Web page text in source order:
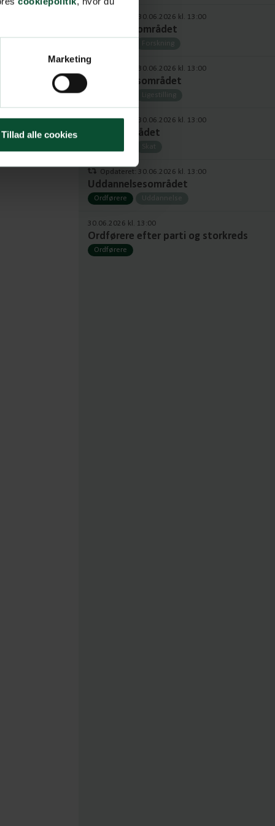
Marketing
Tillad alle cookies
Opdateret: 30.06.2026 kl. 13:00
Forskningsområdet
Forskning
Opdateret: 30.06.2026 kl. 13:00
Ligestillingsområdet
Ligestilling
Opdateret: 30.06.2026 kl. 13:00
Skatteområdet
Opdateret: 30.06.2026 kl. 13:00
Uddannelsesområdet
Ordførere Uddannelse
30.06.2026 kl. 13:00
Ordførere efter parti og storkreds
Ordførere